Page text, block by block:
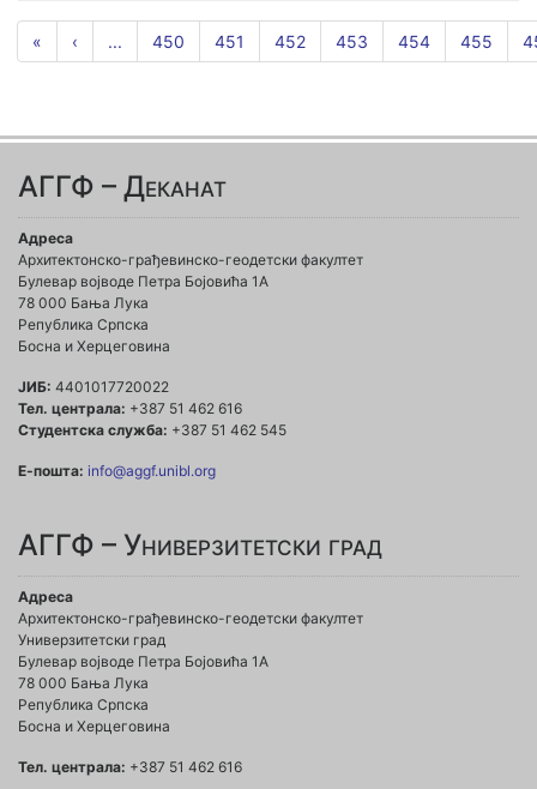
« ‹ ... 450 451 452 453 454 455
АГГФ – Деканат
Адреса
Архитектонско-грађевинско-геодетски факултет
Булевар војводе Петра Бојовића 1A
78 000 Бања Лука
Република Српска
Босна и Херцеговина
ЈИБ: 4401017720022
Тел. централа: +387 51 462 616
Студентска служба: +387 51 462 545
Е-пошта: info@aggf.unibl.org
АГГФ – Универзитетски град
Адреса
Архитектонско-грађевинско-геодетски факултет
Универзитетски град
Булевар војводе Петра Бојовића 1A
78 000 Бања Лука
Република Српска
Босна и Херцеговина
Тел. централа: +387 51 462 616